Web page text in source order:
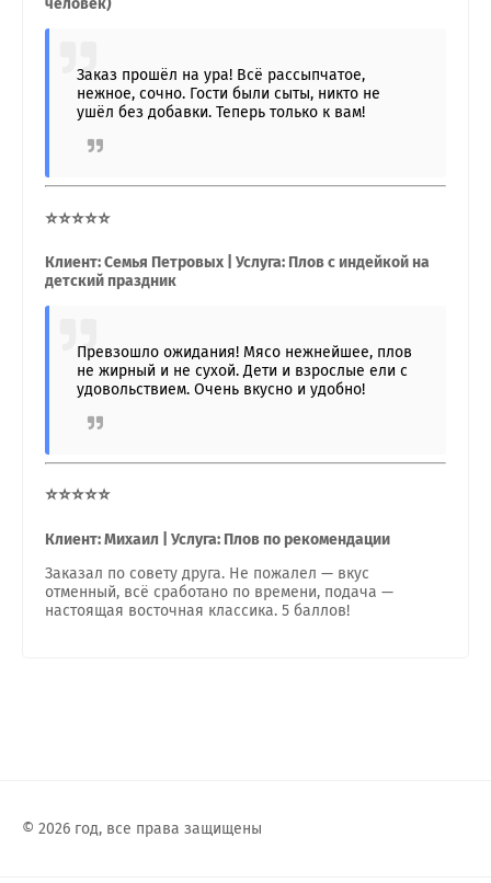
человек)
Заказ прошёл на ура! Всё рассыпчатое,
нежное, сочно. Гости были сыты, никто не
ушёл без добавки. Теперь только к вам!
⭐⭐⭐⭐⭐
Клиент: Семья Петровых | Услуга: Плов с индейкой на
детский праздник
Превзошло ожидания! Мясо нежнейшее, плов
не жирный и не сухой. Дети и взрослые ели с
удовольствием. Очень вкусно и удобно!
⭐⭐⭐⭐⭐
Клиент: Михаил | Услуга: Плов по рекомендации
Заказал по совету друга. Не пожалел — вкус
отменный, всё сработано по времени, подача —
настоящая восточная классика. 5 баллов!
© 2026 год, все права защищены